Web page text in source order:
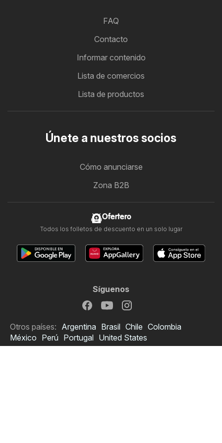
FAQ
Contacto
Informar contenido
Lista de comercios
Lista de productos
Únete a nuestros socios
Cómo anunciarse
Zona B2B
Ofertero
Todos los folletos de descuento en un solo lugar
Síguenos
Otros países: Argentina Brasil Chile Colombia
México Perú Portugal United States